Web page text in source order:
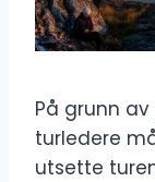
På grunn
turledere
utsette